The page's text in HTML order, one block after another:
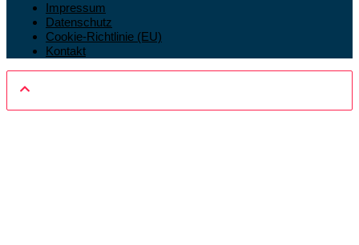
Impressum
Datenschutz
Cookie-Richtlinie (EU)
Kontakt